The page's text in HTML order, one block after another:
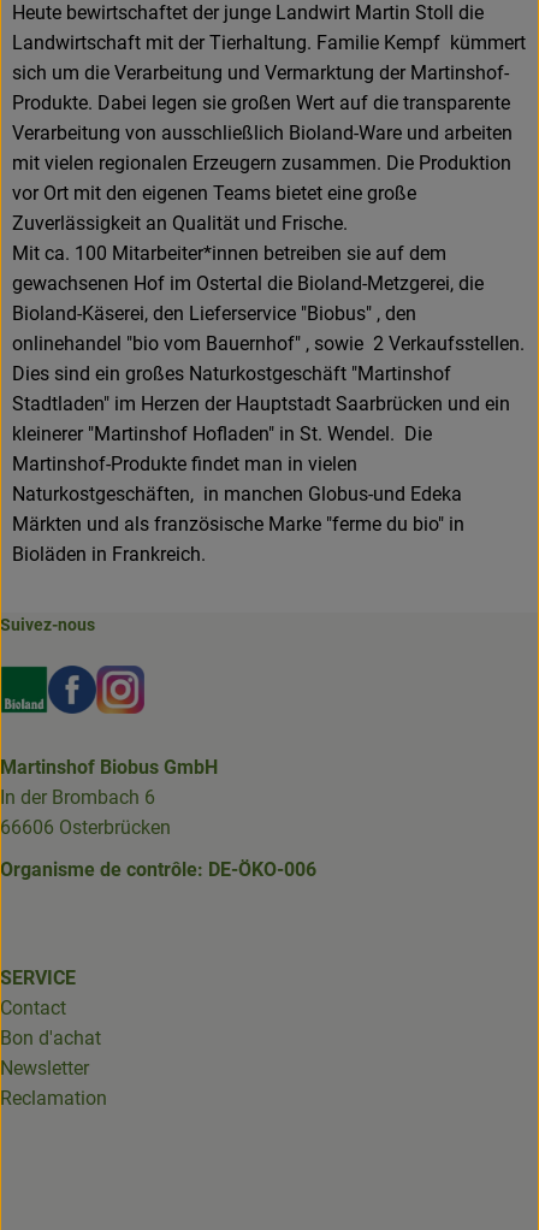
Heute bewirtschaftet der junge Landwirt Martin Stoll die
Landwirtschaft mit der Tierhaltung. Familie Kempf kümmert
sich um die Verarbeitung und Vermarktung der Martinshof-
Produkte. Dabei legen sie großen Wert auf die transparente
Verarbeitung von ausschließlich Bioland-Ware und arbeiten
mit vielen regionalen Erzeugern zusammen. Die Produktion
vor Ort mit den eigenen Teams bietet eine große
Zuverlässigkeit an Qualität und Frische.
Mit ca. 100 Mitarbeiter*innen betreiben sie auf dem
gewachsenen Hof im Ostertal die Bioland-Metzgerei, die
Bioland-Käserei, den Lieferservice "Biobus" , den
onlinehandel "bio vom Bauernhof" , sowie 2 Verkaufsstellen.
Dies sind ein großes Naturkostgeschäft "Martinshof
Stadtladen" im Herzen der Hauptstadt Saarbrücken und ein
kleinerer "Martinshof Hofladen" in St. Wendel. Die
Martinshof-Produkte findet man in vielen
Naturkostgeschäften, in manchen Globus-und Edeka
Märkten und als französische Marke "ferme du bio" in
Bioläden in Frankreich.
Suivez-nous
Externer Link zu https://www.bioland.de/verbraucher
Externer Link zu https://www.facebook.com/
Externer Link zu https://www.instagram.com/
Martinshof Biobus GmbH
In der Brombach 6
66606 Osterbrücken
Organisme de contrôle: DE-ÖKO-006
SERVICE
Contact
Bon d'achat
Newsletter
Reclamation